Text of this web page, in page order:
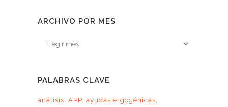
ARCHIVO POR MES
Archivo
PALABRAS CLAVE
análisis APP ayudas ergogénicas